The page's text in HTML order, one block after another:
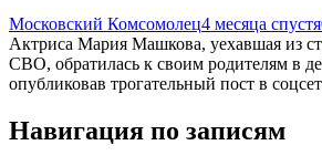
Московский Комсомолец4 месяца спустя
Актриса Мария Машкова, уехавшая из
СВО, обратилась к своим родителям в
опубликовав трогательный пост в
Навигация по записям